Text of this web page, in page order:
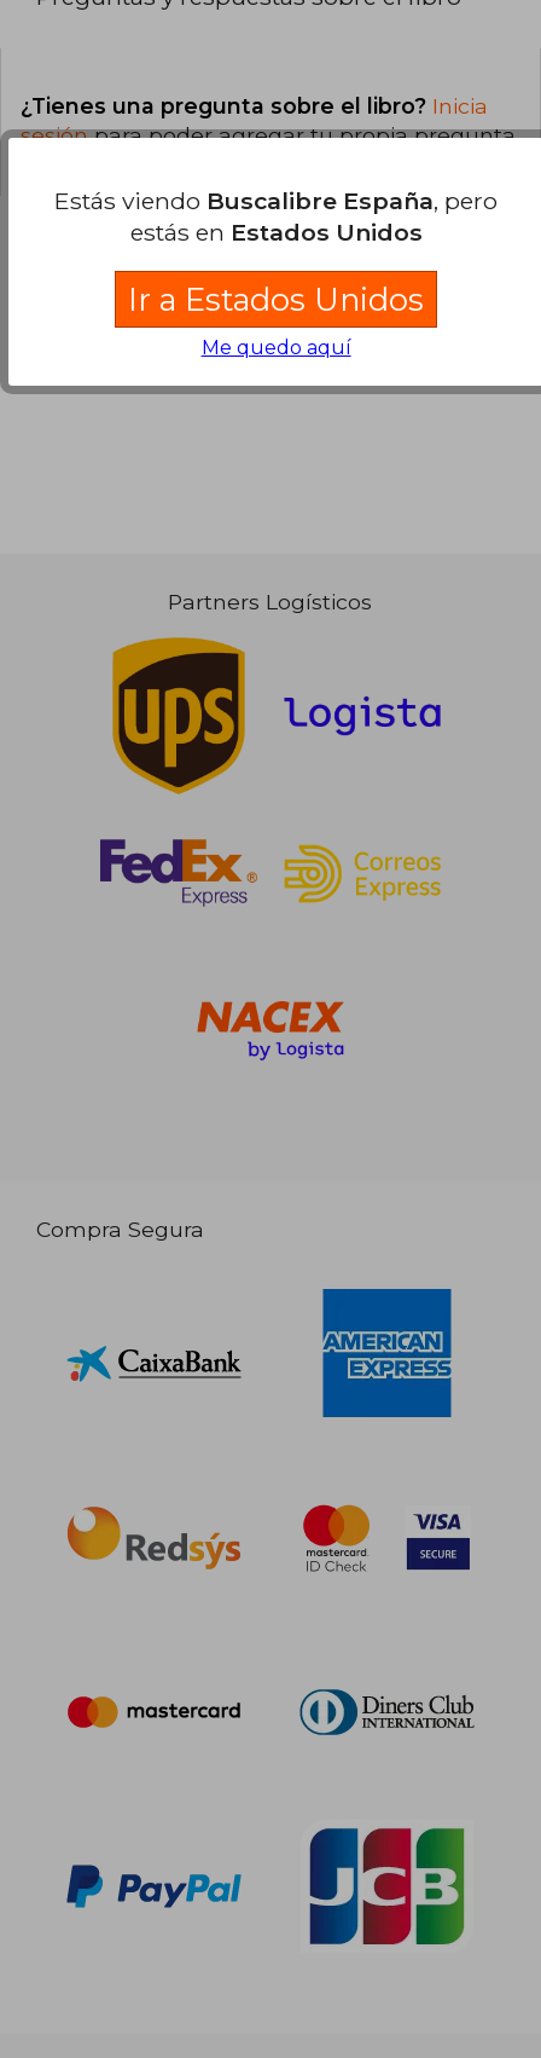
¿Tienes una pregunta sobre el libro? Inicia
sesiónpara poder agregar tu propia pregunta.
Opiniones sobre Buscalibre
Ver más opiniones de clientes
Partners Logísticos
Compra Segura
Estás viendo Buscalibre España, pero
estás en Estados Unidos
Ir a Estados Unidos
Me quedo aquí